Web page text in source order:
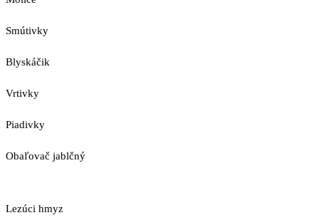
Smútivky
Blyskáčik
Vrtivky
Piadivky
Obaľovač jablčný
Lezúci hmyz